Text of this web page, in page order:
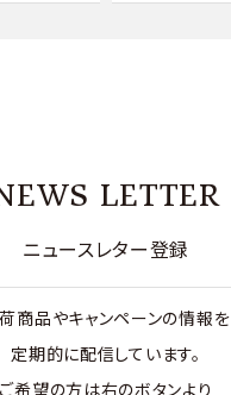
LETTER
ニュースレター登録
商品やキャンペーンの情報を
定期的に配信しています。
ご希望の方は右のボタンより